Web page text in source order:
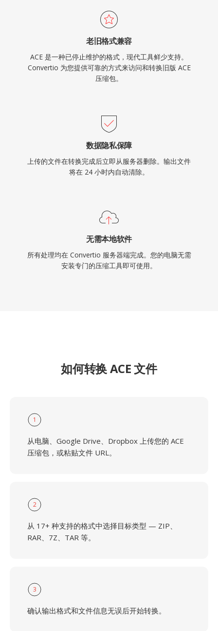
老旧格式兼容
ACE 是一种已停止维护的格式，现代工具鲜少支持。
Convertio 为您提供可靠的方式来访问和转换旧版 ACE
压缩包。
数据隐私保障
上传的文件在转换完成后立即从服务器删除。输出文件
将在 24 小时内自动清除。
无需本地软件
所有处理均在 Convertio 服务器端完成。您的电脑无需
安装专门的压缩工具即可使用。
如何转换 ACE 文件
1
从电脑、Google Drive、Dropbox 上传您的 ACE
压缩包，或粘贴文件 URL。
2
从 17+ 种支持的格式中选择目标类型 — ZIP、
RAR、7Z、TAR 等。
3
确认输出格式和文件信息无误后开始转换。